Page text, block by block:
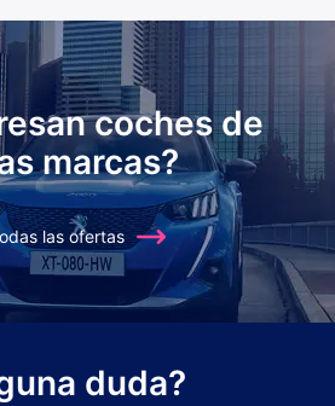
coches de
marcas?
las ofertas
duda?